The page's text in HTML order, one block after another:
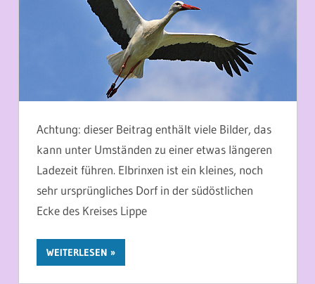
Achtung: dieser Beitrag enthält viele Bilder, das
kann unter Umständen zu einer etwas längeren
Ladezeit führen. Elbrinxen ist ein kleines, noch
sehr ursprüngliches Dorf in der südöstlichen
Ecke des Kreises Lippe
WEITERLESEN